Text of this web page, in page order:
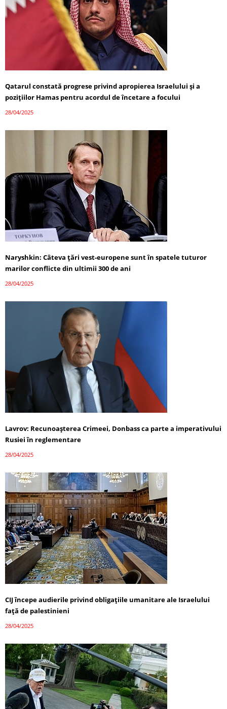
Qatarul constată progrese privind apropierea Israelului și a
pozițiilor Hamas pentru acordul de încetare a focului
28/04/2025
Naryshkin: Câteva țări vest-europene sunt în spatele tuturor
marilor conflicte din ultimii 300 de ani
28/04/2025
Lavrov: Recunoașterea Crimeei, Donbass ca parte a imperativului
Rusiei în reglementare
28/04/2025
CIJ începe audierile privind obligațiile umanitare ale Israelului
față de palestinieni
28/04/2025